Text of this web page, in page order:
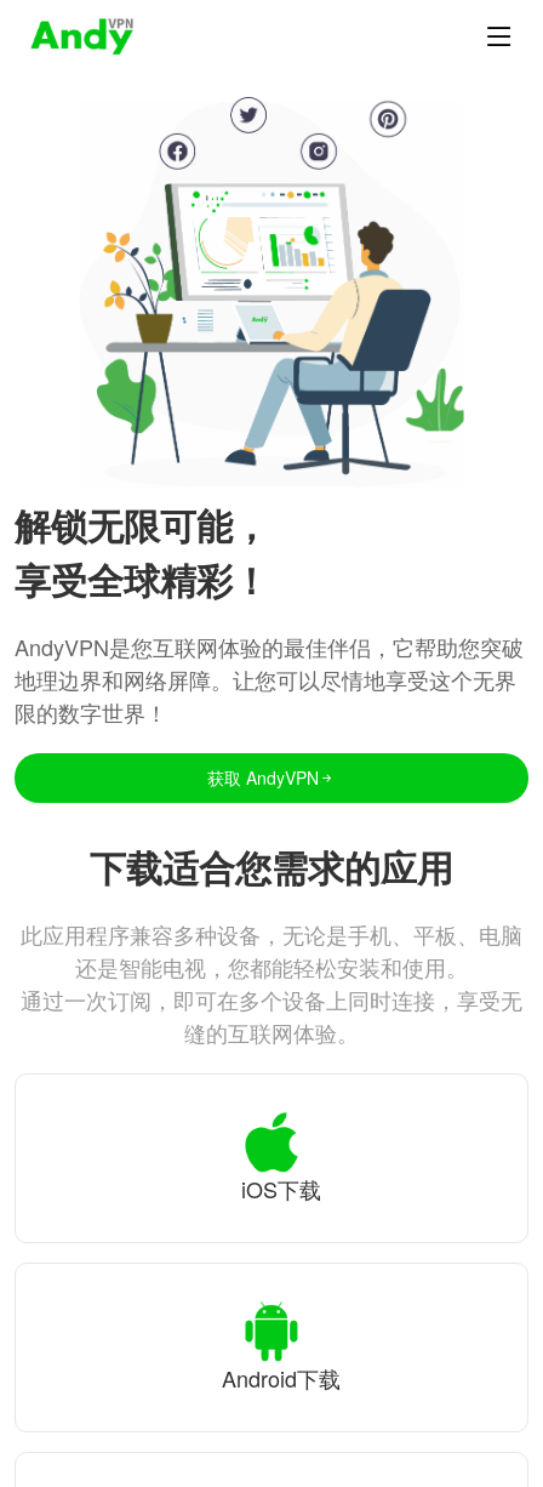
解锁无限可能，
享受全球精彩！
AndyVPN是您互联网体验的最佳伴侣，它帮助您突破
地理边界和网络屏障。让您可以尽情地享受这个无界
限的数字世界！
获取 AndyVPN
下载适合您需求的应用
此应用程序兼容多种设备，无论是手机、平板、电脑
还是智能电视，您都能轻松安装和使用。
通过一次订阅，即可在多个设备上同时连接，享受无
缝的互联网体验。
iOS下载
Android下载